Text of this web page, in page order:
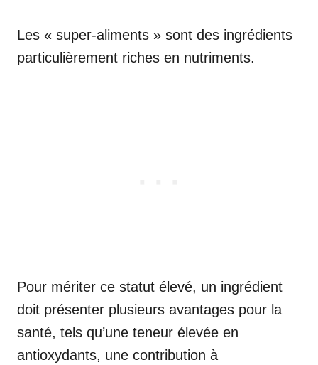
Les « super-aliments » sont des ingrédients
particulièrement riches en nutriments.
Pour mériter ce statut élevé, un ingrédient
doit présenter plusieurs avantages pour la
santé, tels qu’une teneur élevée en
antioxydants, une contribution à